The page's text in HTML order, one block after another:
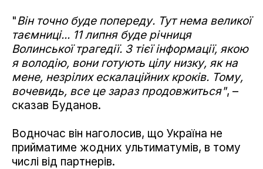
"Він точно буде попереду. Тут нема великої
таємниці... 11 липня буде річниця
Волинської трагедії. З тієї інформації, якою
я володію, вони готують цілу низку, як на
мене, незрілих ескалаційних кроків. Тому,
вочевидь, все це зараз продовжиться", –
сказав Буданов.
Водночас він наголосив, що Україна не
прийматиме жодних ультиматумів, в тому
числі від партнерів.